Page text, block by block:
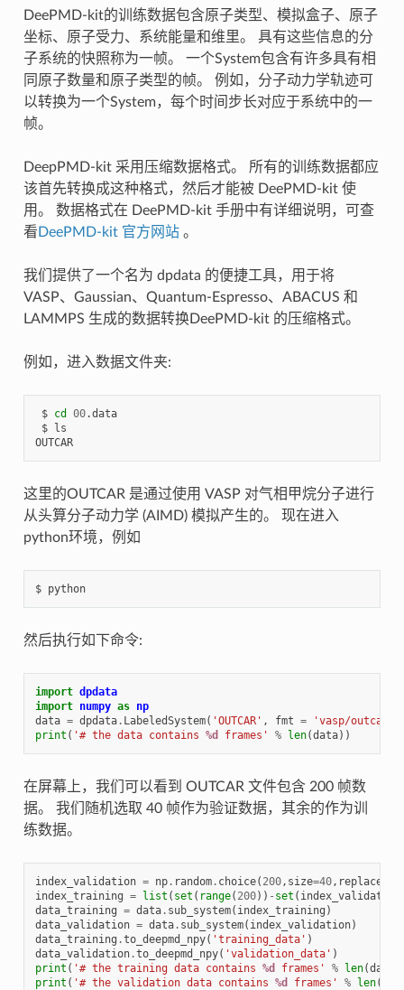
DeePMD-kit的训练数据包含原子类型、模拟盒子、原子
坐标、原子受力、系统能量和维里。 具有这些信息的分
子系统的快照称为一帧。 一个System包含有许多具有相
同原子数量和原子类型的帧。 例如，分子动力学轨迹可
以转换为一个System，每个时间步长对应于系统中的一
帧。
DeepPMD-kit 采用压缩数据格式。 所有的训练数据都应
该首先转换成这种格式，然后才能被 DeePMD-kit 使
用。 数据格式在 DeePMD-kit 手册中有详细说明，可查
看 DeePMD-kit 官方网站。
我们提供了一个名为 dpdata 的便捷工具，用于将
VASP、Gaussian、Quantum-Espresso、ABACUS 和
LAMMPS 生成的数据转换DeePMD-kit 的压缩格式。
例如，进入数据文件夹:
$ cd 00.data
$ ls
OUTCAR
这里的OUTCAR 是通过使用 VASP 对气相甲烷分子进行
从头算分子动力学 (AIMD) 模拟产生的。 现在进入
python环境，例如
$ python
然后执行如下命令:
import dpdata
import numpy as np
data = dpdata. LabeledSystem( 'OUTCAR' , fmt = 'vasp/outcar'
print ( '# the data contains %d frames' % len(data))
在屏幕上，我们可以看到 OUTCAR 文件包含 200 帧数
据。 我们随机选取 40 帧作为验证数据，其余的作为训
练数据。
index_validation = np. random. choice( 200, size=40, replace
index_training = list ( set ( range( 200)) - set ( index_validation
data_training = data. sub_system( index_training )
data_validation = data. sub_system( index_validation)
data_training .to_deepmd_npy( 'training_data' )
data_validation.to_deepmd_npy( 'validation_data' )
print ( '# the training data contains %d frames' % len(
print ( '# the validation data contains %d frames' % len(